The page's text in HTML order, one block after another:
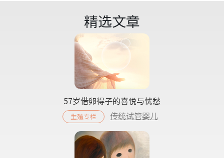
精选文章
57岁借卵得子的喜悦与忧愁
生殖专栏 传统试管婴儿